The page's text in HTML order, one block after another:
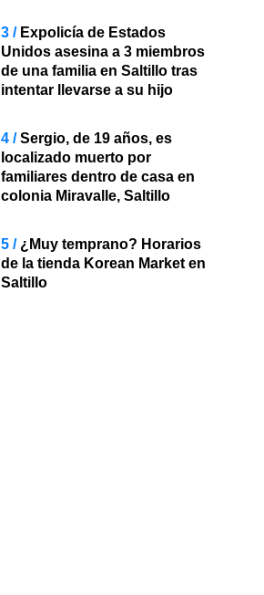
Expolicía de Estados
Unidos asesina a 3 miembros
de una familia en Saltillo tras
intentar llevarse a su hijo
Sergio, de 19 años, es
localizado muerto por
familiares dentro de casa en
colonia Miravalle, Saltillo
¿Muy temprano? Horarios
de la tienda Korean Market en
Saltillo